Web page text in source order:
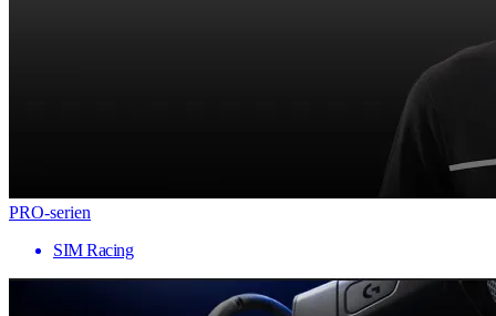
PRO-serien
SIM Racing